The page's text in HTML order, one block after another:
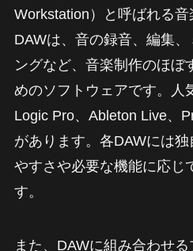
Workstation）と呼ばれる音
DAWは、音の録音、編集
ングなど、音楽制作のほぼ
めのソフトウェアです。人
Logic Pro、Ableton Live、
があります。各DAWには
やすさや必要な機能に応じ
す。
また、DAWに組み合わせ